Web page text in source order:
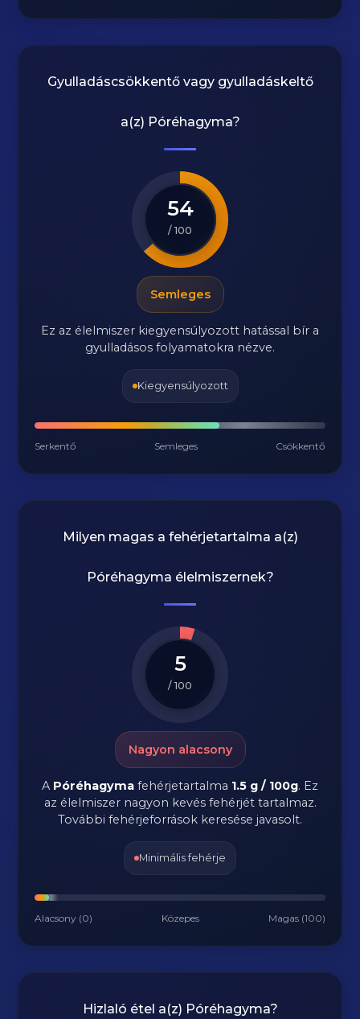
Gyulladáscsökkentő vagy gyulladáskeltő
a(z) Póréhagyma?
54
/ 100
Semleges
Ez az élelmiszer kiegyensúlyozott hatással bír a
gyulladásos folyamatokra nézve.
Kiegyensúlyozott
Serkentő Semleges Csökkentő
Milyen magas a fehérjetartalma a(z)
Póréhagyma élelmiszernek?
5
/ 100
Nagyon alacsony
A Póréhagyma fehérjetartalma 1.5 g / 100g. Ez
az élelmiszer nagyon kevés fehérjét tartalmaz.
További fehérjeforrások keresése javasolt.
Minimális fehérje
Alacsony (0) Közepes Magas (100)
Hizlaló étel a(z) Póréhagyma?